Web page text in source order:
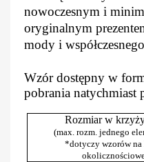
nowoczesnym i
oryginalnym
mody i
Wzór dostępny w
pobrania natychmiast
Rozmiar w
(max. rozm. jednego
*dotyczy wzorów